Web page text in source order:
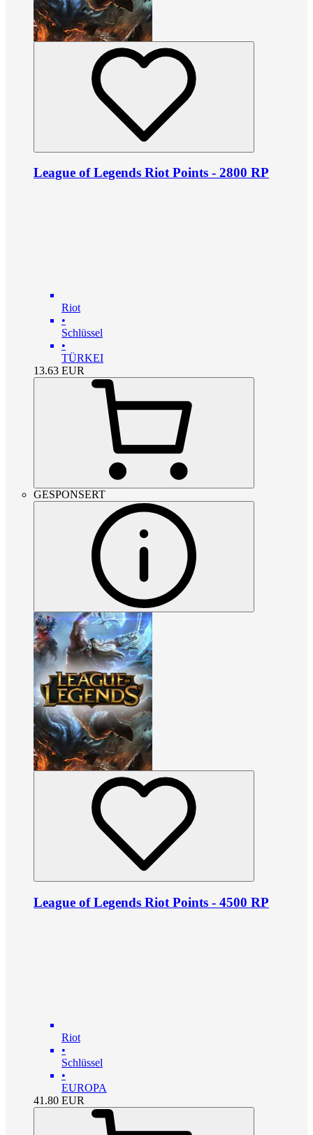
League of Legends Riot Points - 2800 RP
Riot
•
Schlüssel
•
TÜRKEI
13.63 EUR
GESPONSERT
League of Legends Riot Points - 4500 RP
Riot
•
Schlüssel
•
EUROPA
41.80 EUR